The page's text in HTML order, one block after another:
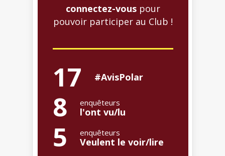
connectez-vous pour
pouvoir participer au Club !
17 #AvisPolar
8 enquêteurs
l'ont vu/lu
5 enquêteurs
Veulent le voir/lire